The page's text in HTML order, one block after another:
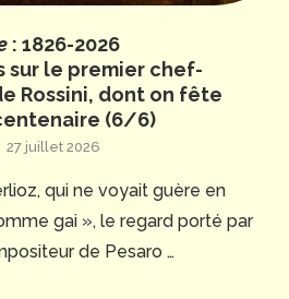
: 1826-2026
sur le premier chef-
Rossini, dont on fête
(6/6)
27 juillet 2026
qui ne voyait guère en
gai », le regard porté par
de Pesaro …